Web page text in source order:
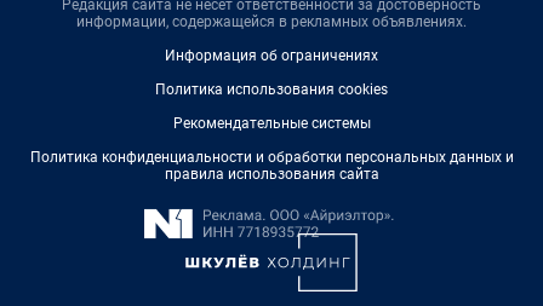
Редакция сайта не несет ответственности за достоверность
информации, содержащейся в рекламных объявлениях.
Информация об ограничениях
Политика использования cookies
Рекомендательные системы
Политика конфиденциальности и обработки персональных данных и
правила использования сайта